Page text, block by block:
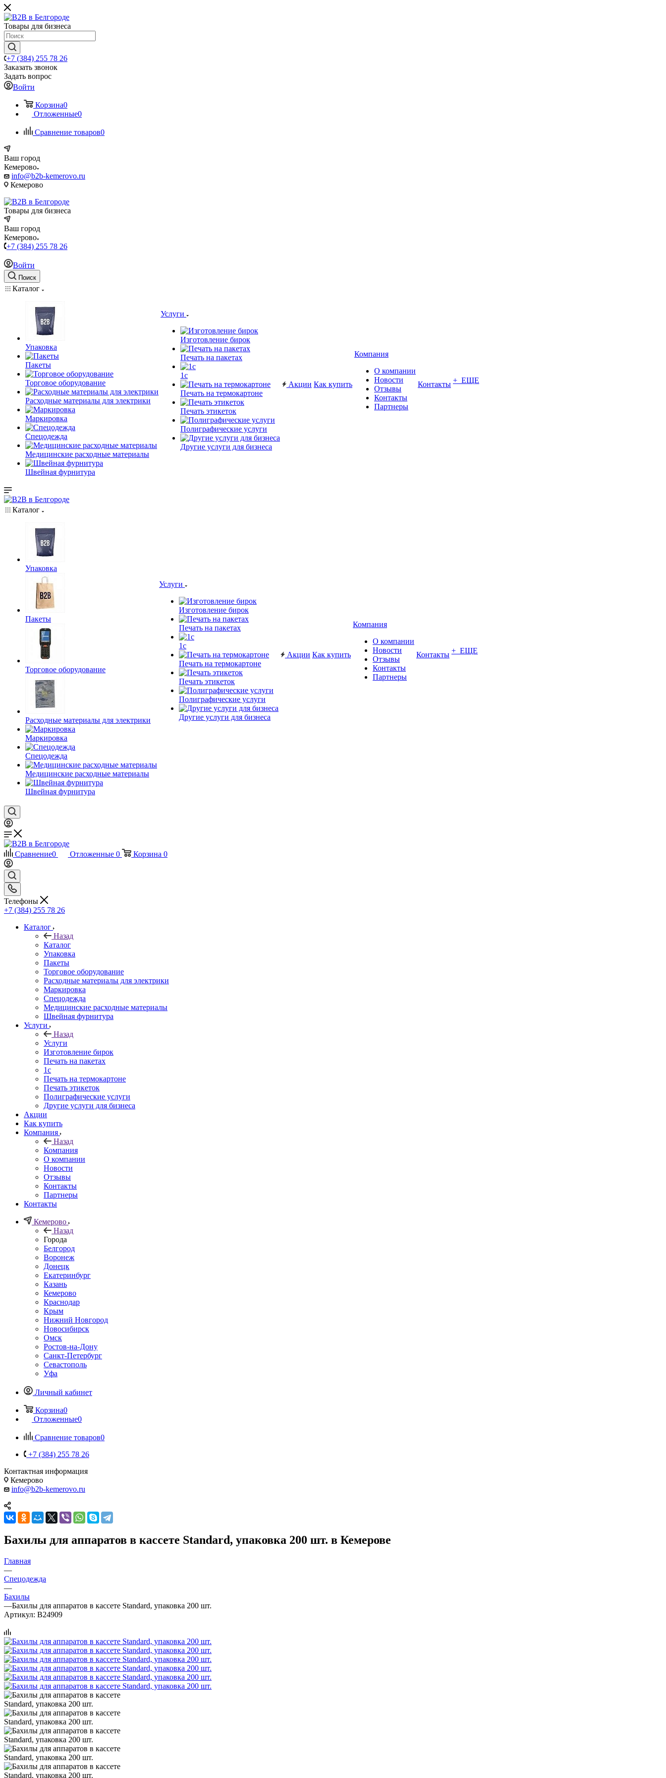
Товары для бизнеса
+7 (384) 255 78 26
Заказать звонок
Задать вопрос
Войти
Корзина0
Отложенные0
Сравнение товаров0
Ваш город
Кемерово
info@b2b-kemerovo.ru
Кемерово
Товары для бизнеса
Ваш город
Кемерово
+7 (384) 255 78 26
Войти
Поиск
Каталог
Упаковка
Пакеты
Торговое оборудование
Расходные материалы для электрики
Маркировка
Спецодежда
Медицинские расходные материалы
Швейная фурнитура
Услуги
Изготовление бирок
Печать на пакетах
1c
Печать на термокартоне
Печать этикеток
Полиграфические услуги
Другие услуги для бизнеса
Акции Как купить
Компания
О компании
Новости
Отзывы
Контакты
Партнеры
Контакты + ЕЩЕ
Каталог
Упаковка
Пакеты
Торговое оборудование
Расходные материалы для электрики
Маркировка
Спецодежда
Медицинские расходные материалы
Швейная фурнитура
Услуги
Изготовление бирок
Печать на пакетах
1c
Печать на термокартоне
Печать этикеток
Полиграфические услуги
Другие услуги для бизнеса
Акции Как купить
Компания
О компании
Новости
Отзывы
Контакты
Партнеры
Контакты + ЕЩЕ
Сравнение0 Отложенные 0 Корзина 0
Телефоны
+7 (384) 255 78 26
Каталог
Назад
Каталог
Упаковка
Пакеты
Торговое оборудование
Расходные материалы для электрики
Маркировка
Спецодежда
Медицинские расходные материалы
Швейная фурнитура
Услуги
Назад
Услуги
Изготовление бирок
Печать на пакетах
1c
Печать на термокартоне
Печать этикеток
Полиграфические услуги
Другие услуги для бизнеса
Акции
Как купить
Компания
Назад
Компания
О компании
Новости
Отзывы
Контакты
Партнеры
Контакты
Кемерово
Назад
Города
Белгород
Воронеж
Донецк
Екатеринбург
Казань
Кемерово
Краснодар
Крым
Нижний Новгород
Новосибирск
Омск
Ростов-на-Дону
Санкт-Петербург
Севастополь
Уфа
Личный кабинет
Корзина0
Отложенные0
Сравнение товаров0
+7 (384) 255 78 26
Контактная информация
Кемерово
info@b2b-kemerovo.ru
Бахилы для аппаратов в кассете Standard, упаковка 200 шт. в Кемерове
Главная
—
Спецодежда
—
Бахилы
—Бахилы для аппаратов в кассете Standard, упаковка 200 шт.
Артикул: B24909